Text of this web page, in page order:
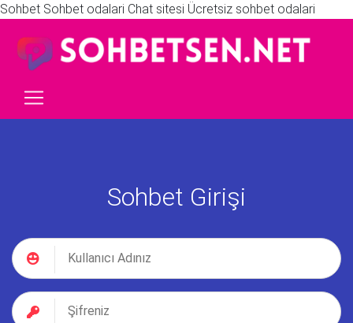
Sohbet Sohbet odalari Chat sitesi Ücretsiz sohbet odalari
Sohbet Girişi